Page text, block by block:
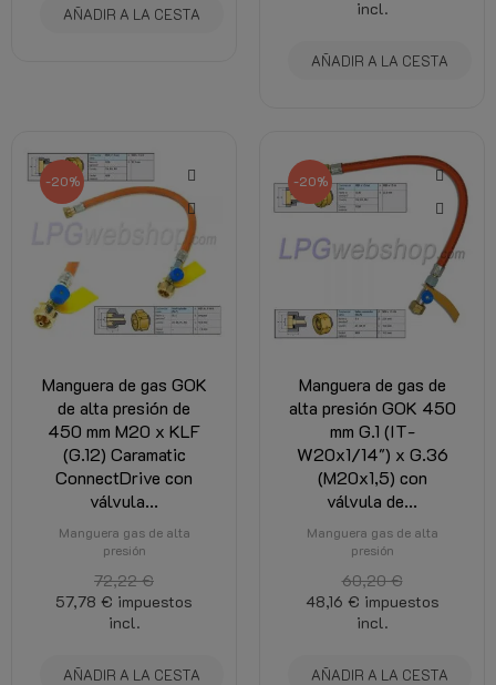
AÑADIR A LA CESTA
incl.
AÑADIR A LA CESTA
-20%
Manguera de gas GOK
de alta presión de
450 mm M20 x KLF
(G.12) Caramatic
ConnectDrive con
válvula...
Manguera gas de alta
presión
72,22 €
57,78 € impuestos
incl.
AÑADIR A LA CESTA
-20%
Manguera de gas de
alta presión GOK 450
mm G.1 (IT-
W20x1/14") x G.36
(M20x1,5) con
válvula de...
Manguera gas de alta
presión
60,20 €
48,16 € impuestos
incl.
AÑADIR A LA CESTA